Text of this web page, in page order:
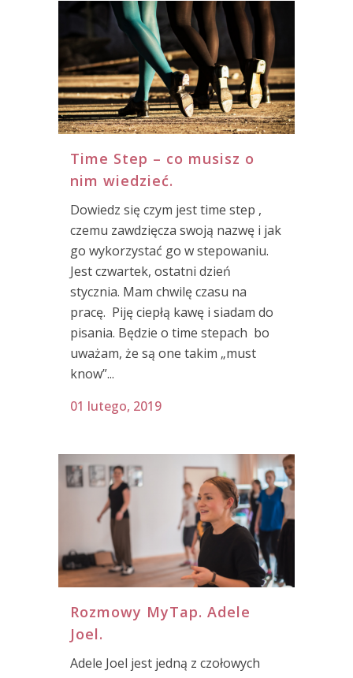
Time Step – co musisz o
nim wiedzieć.
Dowiedz się czym jest time step ,
czemu zawdzięcza swoją nazwę i jak
go wykorzystać go w stepowaniu.
Jest czwartek, ostatni dzień
stycznia. Mam chwilę czasu na
pracę. Piję ciepłą kawę i siadam do
pisania. Będzie o time stepach bo
uważam, że są one takim „must
know”...
01 lutego, 2019
Rozmowy MyTap. Adele
Joel.
Adele Joel jest jedną z czołowych